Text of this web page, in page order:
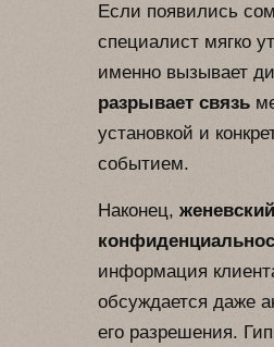
Если появились
специалист мягко
именно вызывает
разрывает связь
установкой и
событием.
Наконец,
информация
обсуждается даже
его разрешения.